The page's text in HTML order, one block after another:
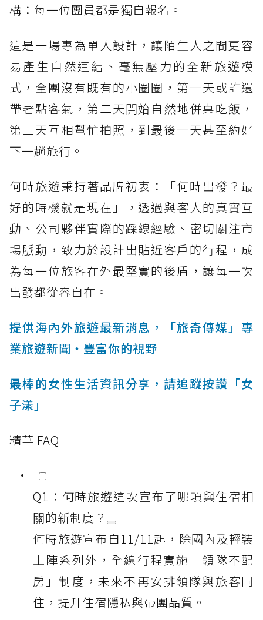
構：每一位團員都是獨自報名。
這是一場專為單人設計，讓陌生人之間更容
易產生自然連結、毫無壓力的全新旅遊模
式，全團沒有既有的小圈圈，第一天或許還
帶著點客氣，第二天開始自然地併桌吃飯，
第三天互相幫忙拍照，到最後一天甚至約好
下一趟旅行。
何時旅遊秉持著品牌初衷：「何時出發？最
好的時機就是現在」，透過與客人的真實互
動、公司夥伴實際的踩線經驗、密切關注市
場脈動，致力於設計出貼近客戶的行程，成
為每一位旅客在外最堅實的後盾，讓每一次
出發都從容自在。
提供海內外旅遊最新消息，「旅奇傳媒」專
業旅遊新聞‧豐富你的視野
最棒的女性生活資訊分享，請追蹤按讚「女
子漾」
精華 FAQ
Q1：何時旅遊這次宣布了哪項與住宿相
關的新制度？
何時旅遊宣布自11/11起，除國內及輕裝
上陣系列外，全線行程實施「領隊不配
房」制度，未來不再安排領隊與旅客同
住，提升住宿隱私與帶團品質。